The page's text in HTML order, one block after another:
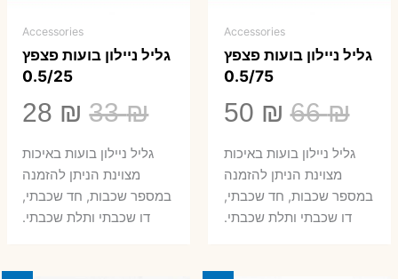
Accessories
גליל ניילון בועות פצפץ
0.5/75
66₪
המחיר
המקורי
היה:
66 ₪.
50 ₪
הנוכחיגליל ניילון בועות באיכות
מצוינת הניתן להזמנה
במספר שכבות, חד שכבתי,
דו שכבתי ותלת שכבתי.
Accessories
גליל ניילון בועות פצפץ
0.5/25
33₪
המחיר
המקורי
היה:
33 ₪.
28 ₪
₪.
גליל ניילון בועות באיכות
מצוינת הניתן להזמנה
במספר שכבות, חד שכבתי,
דו שכבתי ותלת שכבתי.